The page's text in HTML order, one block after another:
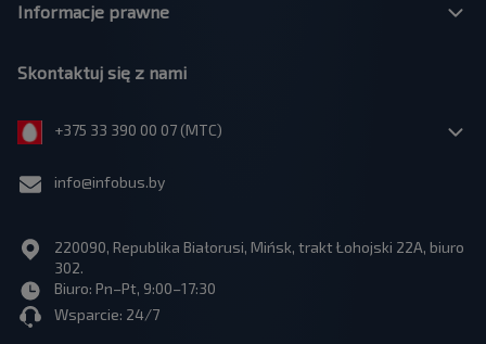
Informacje prawne
Skontaktuj się z nami
+375 33 390 00 07 (МТС)
info@infobus.by
220090, Republika Białorusi, Mińsk, trakt Łohojski 22A, biuro
302.
Biuro: Pn–Pt, 9:00–17:30
Wsparcie: 24/7